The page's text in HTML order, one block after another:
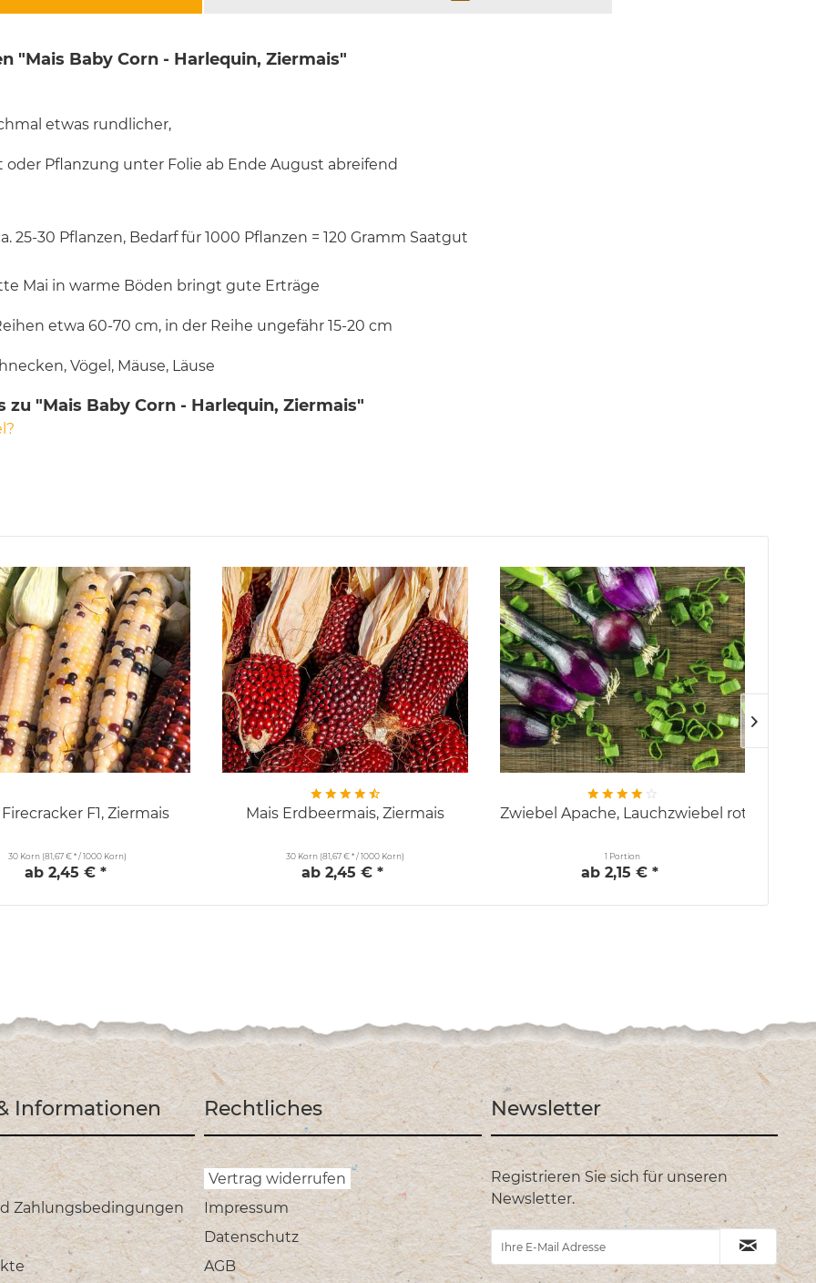
"Mais Baby Corn - Harlequin, Ziermais"
etwas rundlicher,
oder Pflanzung unter Folie ab Ende August abreifend
25-30 Pflanzen, Bedarf für 1000 Pflanzen = 120 Gramm Saatgut
Mai in warme Böden bringt gute Erträge
etwa 60-70 cm, in der Reihe ungefähr 15-20 cm
Vögel, Mäuse, Läuse
"Mais Baby Corn - Harlequin, Ziermais"
Firecracker F1, Ziermais
30 Korn (81,67 € * / 1000 Korn)
ab 2,45 € *
Mais Erdbeermais, Ziermais
30 Korn (81,67 € * / 1000 Korn)
ab 2,45 € *
Zwiebel Apache, Lauchzwiebel rot
1 Portion
ab 2,15 € *
Informationen
Zahlungsbedingungen
Rechtliches
Vertrag widerrufen
Impressum
Datenschutz
AGB
Newsletter
Registrieren Sie sich für unseren
Newsletter.